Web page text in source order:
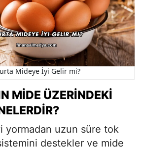
Mideye İyi Gelir mi?
MIDE ÜZERINDEKI
yormadan uzun süre tok
destekler ve mide